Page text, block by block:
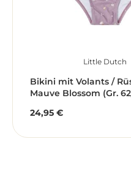
Little Dutch
Bikini mit Volants /
Mauve Blossom (Gr.
Regulärer Preis:
24,95 €